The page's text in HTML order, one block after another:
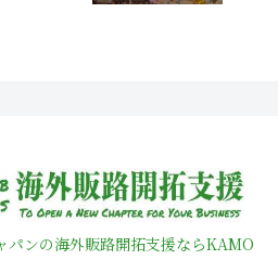
ンの海外販路開拓支援ならKAMO